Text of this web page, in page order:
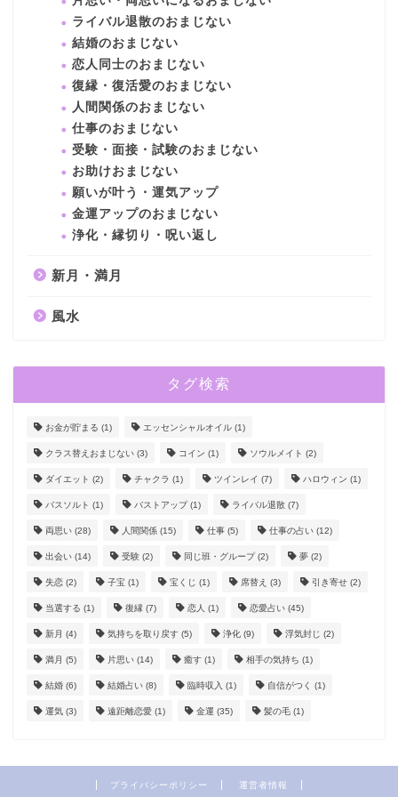
ライバル退散のおまじない
結婚のおまじない
恋人同士のおまじない
復縁・復活愛のおまじない
人間関係のおまじない
仕事のおまじない
受験・面接・試験のおまじない
お助けおまじない
願いが叶う・運気アップ
金運アップのおまじない
浄化・縁切り・呪い返し
新月・満月
風水
タグ検索
お金が貯まる (1) エッセンシャルオイル (1)
クラス替えおまじない (3) コイン (1) ソウルメイト (2)
ダイエット (2) チャクラ (1) ツインレイ (7) ハロウィン (1)
バスソルト (1) バストアップ(1) ライバル退散 (7)
両思い (28) 人間関係 (15) 仕事 (5) 仕事の占い (12)
出会い (14) 受験 (2) 同じ班・グループ(2) 夢 (2)
失恋 (2) 子宝 (1) 宝くじ (1) 席替え (3) 引き寄せ (2)
当選する (1) 復縁 (7) 恋人 (1) 恋愛占い (45)
新月 (4) 気持ちを取り戻す (5) 浄化 (9) 浮気封じ (2)
満月 (5) 片思い (14) 癒す (1) 相手の気持ち (1)
結婚 (6) 結婚占い (8) 臨時収入 (1) 自信がつく (1)
運気 (3) 遠距離恋愛 (1) 金運 (35) 髪の毛 (1)
プライバシーポリシー 運営者情報